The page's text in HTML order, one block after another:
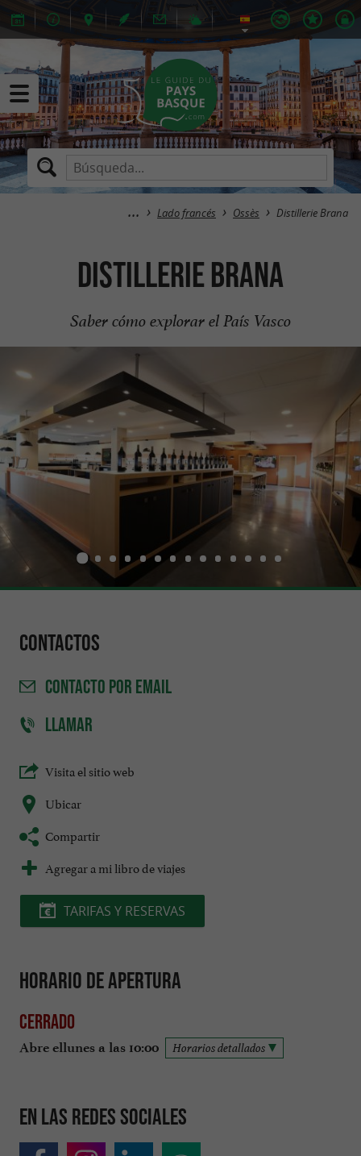
Lado francés Ossès Distillerie Brana
Distillerie Brana
Saber cómo explorar el País Vasco
Contactos
CONTACTO POR EMAIL
LLAMAR
Visita el sitio web
Ubicar
Compartir
Agregar a mi libro de viajes
TARIFAS Y RESERVAS
Horario de apertura
Cerrado
Abre ellunes a las 10:00 Horarios detallados
En las redes sociales